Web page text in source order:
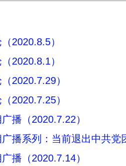
2020.8.5）
2020.8.1）
2020.7.29）
2020.7.25）
播（2020.7.22）
播系列：当前退出中共党
播（2020.7.14）